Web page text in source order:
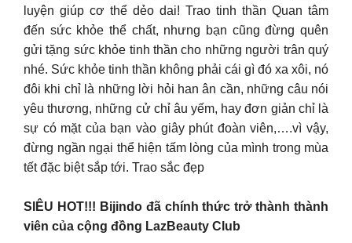
luyện giúp cơ thể dẻo dai! Trao tinh thần Quan tâm
đến sức khỏe thể chất, nhưng bạn cũng đừng quên
gửi tặng sức khỏe tinh thần cho những người trân quý
nhé. Sức khỏe tinh thần không phải cái gì đó xa xôi, nó
đôi khi chỉ là những lời hỏi han ân cần, những câu nói
yêu thương, những cử chỉ âu yếm, hay đơn giản chỉ là
sự có mặt của bạn vào giây phút đoàn viên,….vì vậy,
đừng ngần ngại thể hiện tấm lòng của mình trong mùa
tết đặc biệt sắp tới. Trao sắc đẹp
SIÊU HOT!!! Bijindo đã chính thức trở thành thành
viên của cộng đồng LazBeauty Club